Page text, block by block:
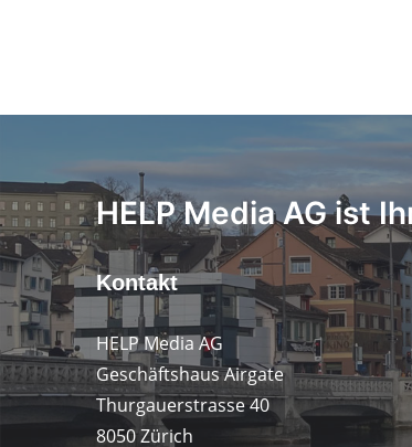
HELP Media AG ist
Kontakt
HELP Media AG
Geschäftshaus Airgate
Thurgauerstrasse 40
8050 Zürich